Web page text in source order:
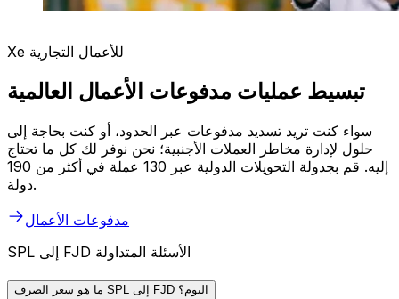
Xe للأعمال التجارية
تبسيط عمليات مدفوعات الأعمال العالمية
سواء كنت تريد تسديد مدفوعات عبر الحدود، أو كنت بحاجة إلى
حلول لإدارة مخاطر العملات الأجنبية؛ نحن نوفر لك كل ما تحتاج
إليه. قم بجدولة التحويلات الدولية عبر 130 عملة في أكثر من 190
دولة.
مدفوعات الأعمال
SPL إلى FJD الأسئلة المتداولة
ما هو سعر الصرف SPL إلى FJD اليوم؟